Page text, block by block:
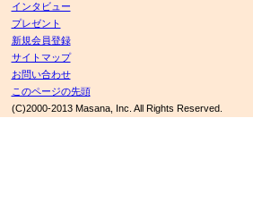
インタビュー
プレゼント
新規会員登録
サイトマップ
お問い合わせ
このページの先頭
(C)2000-2013 Masana, Inc. All Rights Reserved.